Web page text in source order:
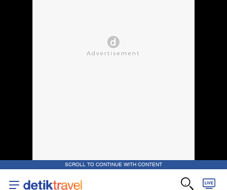
SCROLL TO CONTINUE WITH CONTENT